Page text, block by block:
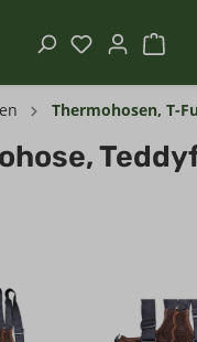
Thermohosen, T-